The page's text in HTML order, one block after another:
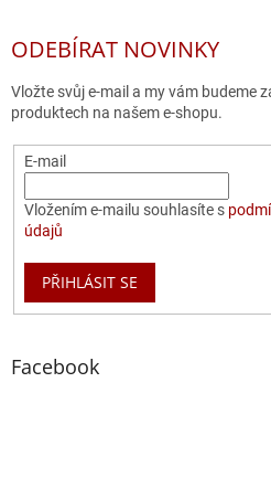
ODEBÍRAT NOVINKY
Vložte svůj e-mail a my vám budeme
produktech na našem e-shopu.
E-mail
Vložením e-mailu souhlasíte s
údajů
PŘIHLÁSIT SE
Facebook